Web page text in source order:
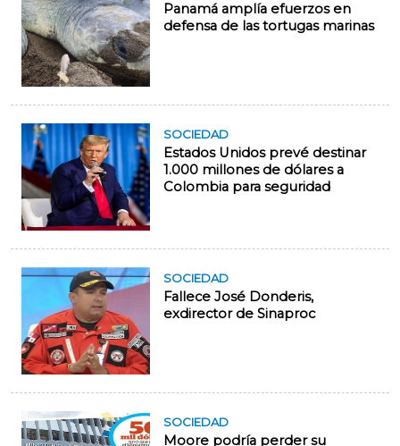
Panamá amplía efuerzos en
defensa de las tortugas marinas
SOCIEDAD
Estados Unidos prevé destinar
1.000 millones de dólares a
Colombia para seguridad
SOCIEDAD
Fallece José Donderis,
exdirector de Sinaproc
SOCIEDAD
Moore podría perder su